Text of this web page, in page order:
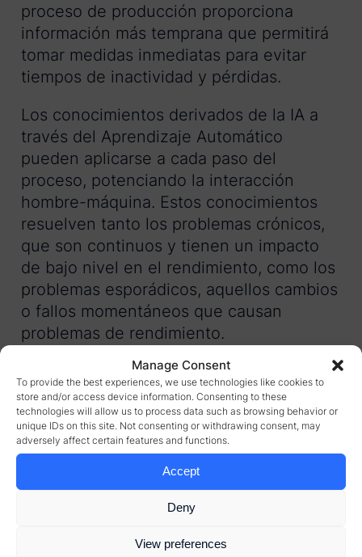
Manage Consent
To provide the best experiences, we use technologies like cookies to
store and/or access device information. Consenting to these
technologies will allow us to process data such as browsing behavior or
unique IDs on this site. Not consenting or withdrawing consent, may
adversely affect certain features and functions.
Accept
Deny
View preferences
proceso de producción proporciona
información más temprana que permitirá
tomar medidas inmediatas para evitar
tiempos de inactividad y pérdidas.
Los conocimientos derivados de la IA a
través del Aprendizaje Automático
pueden aplicarse a cada paso del
proceso, potenciando la interacción
hombre-máquina. Estos conocimientos
resuelven tanto los problemas crónicos,
que son continuos y tienen un impacto
de bajo nivel en el rendimiento, como los
problemas esporádicos, aquellos cambios
o fallos momentáneos que causan
problemas de rendimiento.
A medida que los fabricantes de todo el
mundo continúan su cambio hacia la
fábrica del futuro, las tecnologías de IA y
Aprendizaje Automático son cada vez
más fuertes, inteligentes y prácticas.
Aprendizaje Automático
vs Inteligencia Artificial